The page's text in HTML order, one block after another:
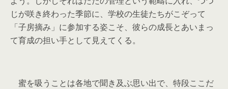
じが咲き終わった季節に、学校の生徒たちがこぞって
「子房摘み」に参加する姿こそ、彼らの成長とあいまっ
て育成の担い手として見えてくる。
蜜を吸うことは各地で聞き及ぶ思い出で、特段ここだ